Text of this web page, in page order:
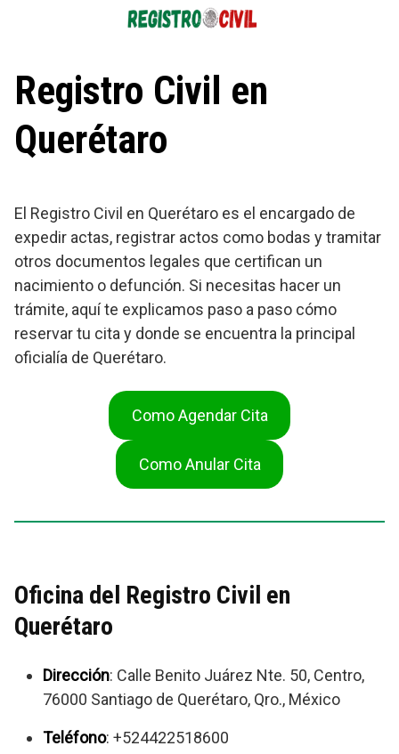
Registro Civil en
Querétaro
El Registro Civil en Querétaro es el encargado de
expedir actas, registrar actos como bodas y tramitar
otros documentos legales que certifican un
nacimiento o defunción. Si necesitas hacer un
trámite, aquí te explicamos paso a paso cómo
reservar tu cita y donde se encuentra la principal
oficialía de Querétaro.
Como Agendar Cita
Como Anular Cita
Oficina del Registro Civil en
Querétaro
Dirección: Calle Benito Juárez Nte. 50, Centro,
76000 Santiago de Querétaro, Qro., México
Teléfono: +524422518600